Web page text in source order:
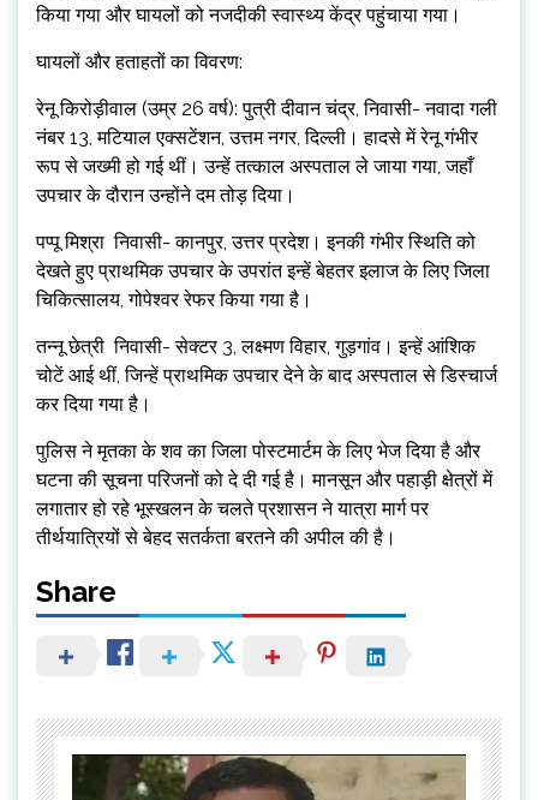
किया गया और घायलों को नजदीकी स्वास्थ्य केंद्र पहुंचाया गया।
घायलों और हताहतों का विवरण:
रेनू किरोड़ीवाल (उम्र 26 वर्ष): पुत्री दीवान चंद्र, निवासी- नवादा गली
नंबर 13, मटियाल एक्सटेंशन, उत्तम नगर, दिल्ली। हादसे में रेनू गंभीर
रूप से जख्मी हो गई थीं। उन्हें तत्काल अस्पताल ले जाया गया, जहाँ
उपचार के दौरान उन्होंने दम तोड़ दिया।
पप्पू मिश्रा निवासी- कानपुर, उत्तर प्रदेश। इनकी गंभीर स्थिति को
देखते हुए प्राथमिक उपचार के उपरांत इन्हें बेहतर इलाज के लिए जिला
चिकित्सालय, गोपेश्वर रेफर किया गया है।
तन्नू छेत्री निवासी- सेक्टर 3, लक्ष्मण विहार, गुड़गांव। इन्हें आंशिक
चोटें आई थीं, जिन्हें प्राथमिक उपचार देने के बाद अस्पताल से डिस्चार्ज
कर दिया गया है।
पुलिस ने मृतका के शव का जिला पोस्टमार्टम के लिए भेज दिया है और
घटना की सूचना परिजनों को दे दी गई है। मानसून और पहाड़ी क्षेत्रों में
लगातार हो रहे भूस्खलन के चलते प्रशासन ने यात्रा मार्ग पर
तीर्थयात्रियों से बेहद सतर्कता बरतने की अपील की है।
Share